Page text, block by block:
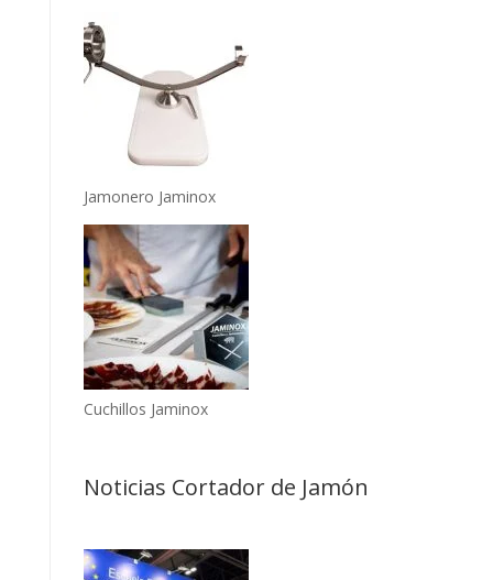
Jamonero Jaminox
Cuchillos Jaminox
Noticias Cortador de Jamón